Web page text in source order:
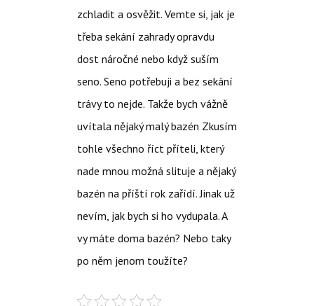
zchladit a osvěžit. Vemte si, jak je
třeba sekání zahrady opravdu
dost náročné nebo když suším
seno. Seno potřebuji a bez sekání
trávy to nejde. Takže bych vážně
uvítala nějaký malý bazén Zkusím
tohle všechno říct příteli, který
nade mnou možná slituje a nějaký
bazén na příští rok zařídí. Jinak už
nevím, jak bych si ho vydupala. A
vy máte doma bazén? Nebo taky
po něm jenom toužíte?